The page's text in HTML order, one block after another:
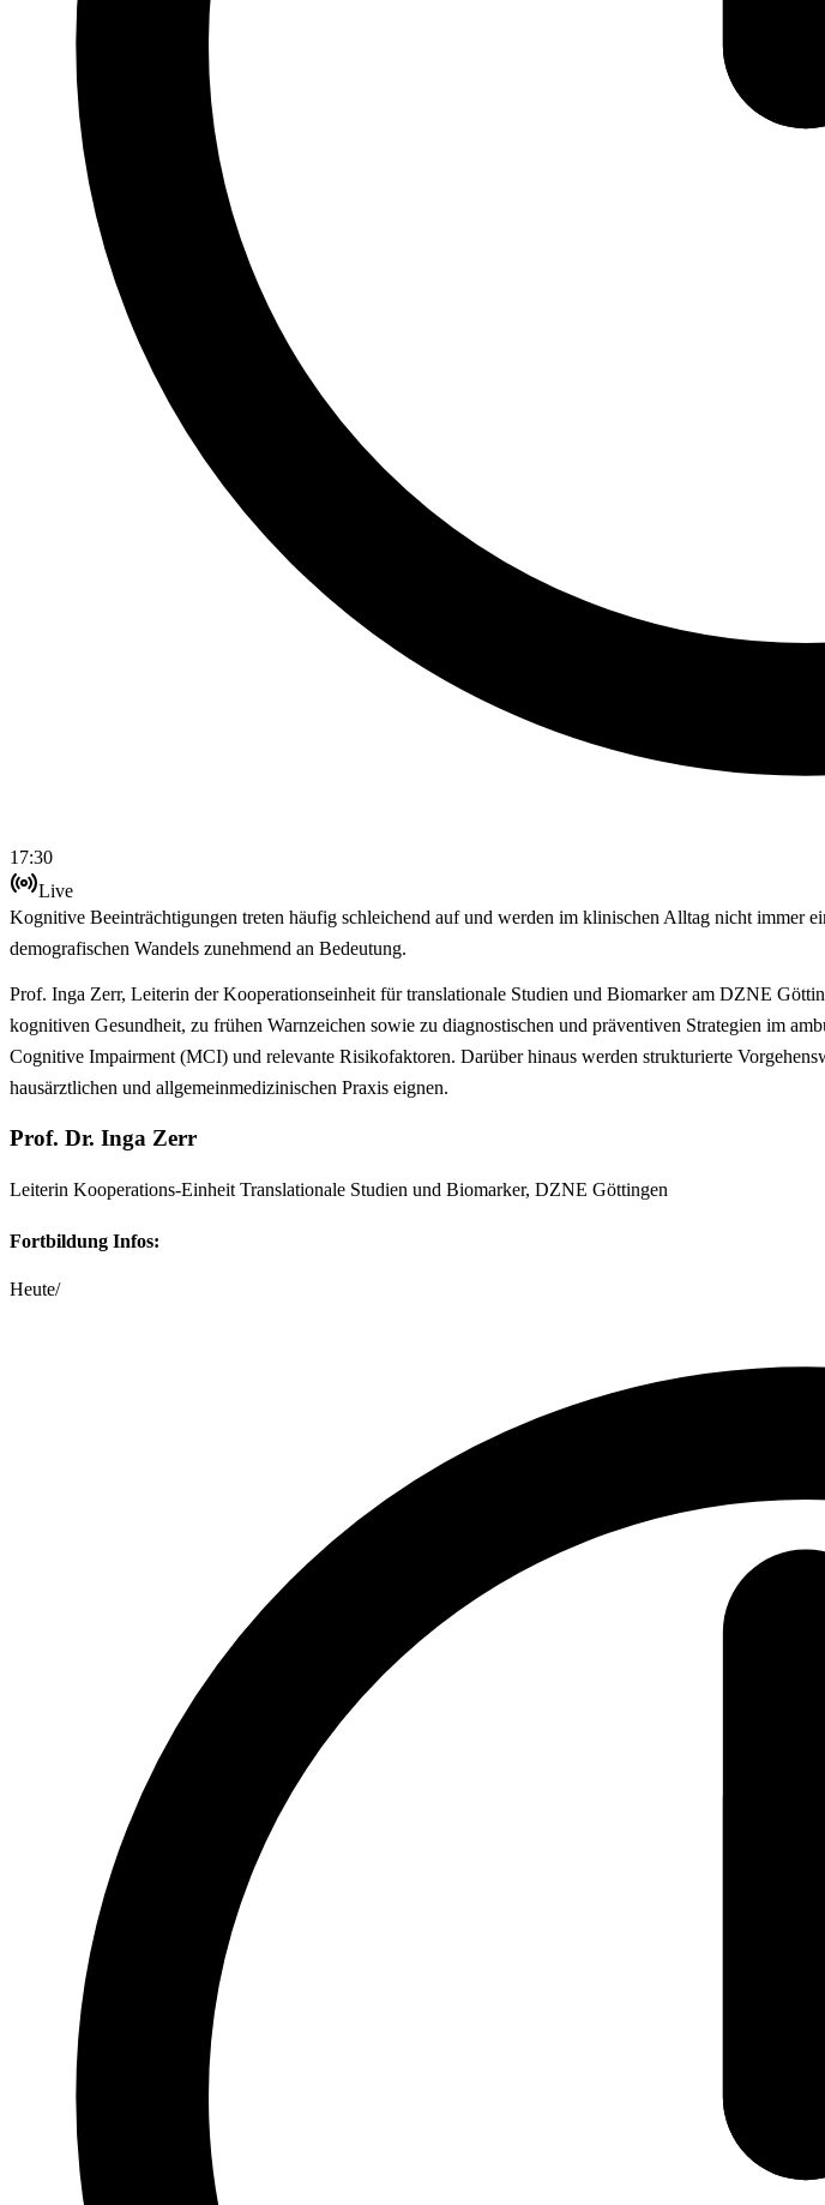
17:30
Live
Kognitive Beeinträchtigungen treten häufig schleichend auf und werden im klinischen Alltag nicht immer
demografischen Wandels zunehmend an Bedeutung.
Prof. Inga Zerr, Leiterin der Kooperationseinheit für translationale Studien und Biomarker am DZNE
kognitiven Gesundheit, zu frühen Warnzeichen sowie zu diagnostischen und präventiven Strategien im
Cognitive Impairment (MCI) und relevante Risikofaktoren. Darüber hinaus werden strukturierte
hausärztlichen und allgemeinmedizinischen Praxis eignen.
Prof. Dr. Inga Zerr
Leiterin Kooperations-Einheit Translationale Studien und Biomarker, DZNE Göttingen
Fortbildung Infos:
Heute/